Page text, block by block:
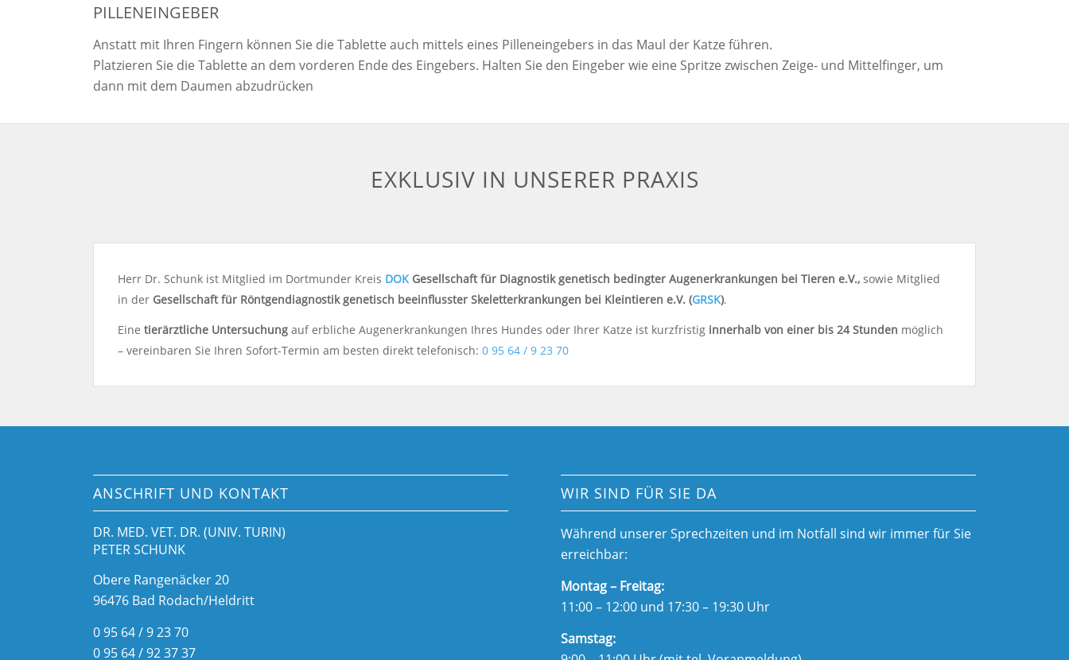
PILLENEINGEBER
Anstatt mit Ihren Fingern können Sie die Tablette auch mittels eines Pilleneingebers in das Maul der Katze führen.
Platzieren Sie die Tablette an dem vorderen Ende des Eingebers. Halten Sie den Eingeber wie eine Spritze zwischen Zeige- und Mittelfinger, um
dann mit dem Daumen abzudrücken
EXKLUSIV IN UNSERER PRAXIS
Herr Dr. Schunk ist Mitglied im Dortmunder Kreis DOK Gesellschaft für Diagnostik genetisch bedingter Augenerkrankungen bei Tieren e.V., sowie Mitglied
in der Gesellschaft für Röntgendiagnostik genetisch beeinflusster Skeletterkrankungen bei Kleintieren e.V. (GRSK).
Einetierärztliche Untersuchung auf erbliche Augenerkrankungen Ihres Hundes oder Ihrer Katze ist kurzfristig innerhalb von einer bis 24 Stunden möglich
– vereinbaren Sie Ihren Sofort-Termin am besten direkt telefonisch:0 95 64 / 9 23 70
ANSCHRIFT UND KONTAKT
DR. MED. VET. DR. (UNIV. TURIN)
PETER SCHUNK
Obere Rangenäcker 20
96476 Bad Rodach/Heldritt
0 95 64 / 9 23 70
0 95 64 / 92 37 37
WIR SIND FÜR SIE DA
Während unserer Sprechzeiten und im Notfall sind wir immer für Sie
erreichbar:
Montag – Freitag:
11:00 – 12:00 und 17:30 – 19:30 Uhr
Samstag: